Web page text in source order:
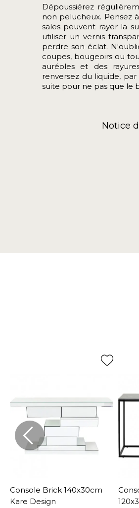
Dépoussiérez
non pelucheux. Pensez
sales peuvent rayer la
utiliser un vernis
perdre son éclat.
coupes, bougeoirs ou
auréoles et des
renversez du liquide,
suite pour ne pas que le
Notice
Console Brick 140x30cm
Kare Design